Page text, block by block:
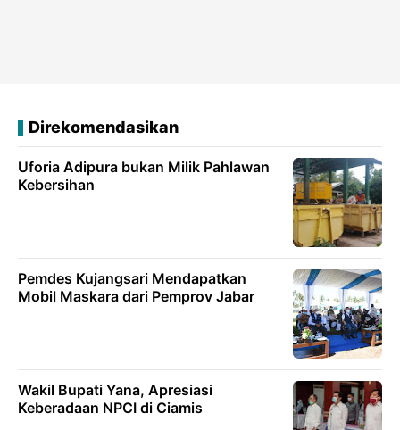
Direkomendasikan
Uforia Adipura bukan Milik Pahlawan
Kebersihan
Pemdes Kujangsari Mendapatkan
Mobil Maskara dari Pemprov Jabar
Wakil Bupati Yana, Apresiasi
Keberadaan NPCI di Ciamis